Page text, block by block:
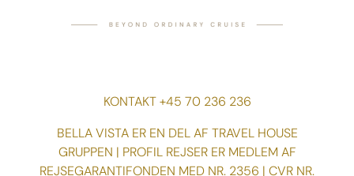
KONTAKT +45 70 236 236
BELLA VISTA ER EN DEL AF TRAVEL HOUSE
GRUPPEN | PROFIL REJSER ER MEDLEM AF
REJSEGARANTIFONDEN MED NR. 2356 | CVR NR.